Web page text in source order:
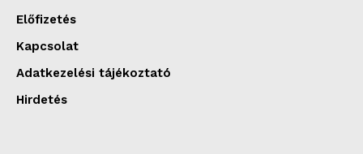
Előfizetés
Kapcsolat
Adatkezelési tájékoztató
Hirdetés